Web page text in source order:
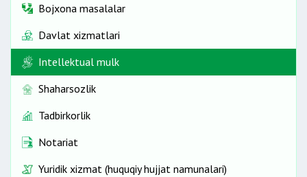
Bojxona masalalar
Davlat xizmatlari
Intellektual mulk
Shaharsozlik
Tadbirkorlik
Notariat
Yuridik xizmat (huquqiy hujjat namunalari)